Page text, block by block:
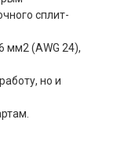
сплит-
мм2 (AWG 24),
но и